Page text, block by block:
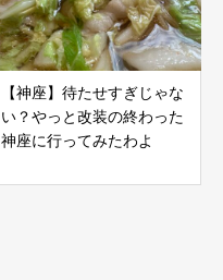
【神座】待たせすぎじゃな
い？やっと改装の終わった
神座に行ってみたわよ